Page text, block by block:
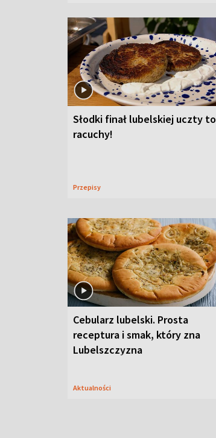
Słodki finał lubelskiej uczty to
racuchy!
Przepisy
Cebularz lubelski. Prosta
receptura i smak, który zna
Lubelszczyzna
Aktualności